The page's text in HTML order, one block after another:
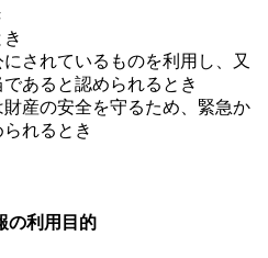
されているものを利用し、又
あると認められるとき
産の安全を守るため、緊急か
れるとき
の利用目的